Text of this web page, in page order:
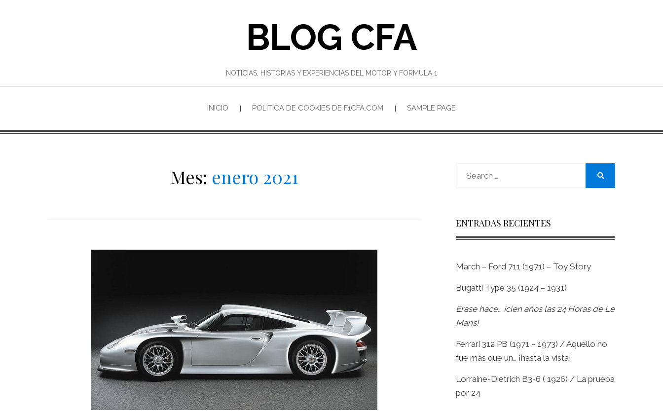
BLOG CFA
NOTICIAS, HISTORIAS Y EXPERIENCIAS DEL MOTOR Y FORMULA 1
INICIO POLÍTICA DE COOKIES DE F1CFA.COM SAMPLE PAGE
Mes: enero 2021
ENTRADAS RECIENTES
March – Ford 711 (1971) – Toy Story
Bugatti Type 35 (1924 – 1931)
Erase hace… ¡cien años las 24 Horas de Le
Mans!
Ferrari 312 PB (1971 – 1973) / Aquello no
fue más que un… ¡hasta la vista!
Lorraine-Dietrich B3-6 ( 1926) / La prueba
por 24